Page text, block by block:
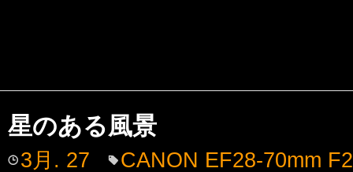
星のある風景
3月. 27
CANON EF28-70mm